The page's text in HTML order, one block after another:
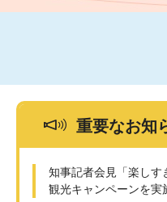
重要なお知
知事記者会見「楽しす
観光キャンペーンを実